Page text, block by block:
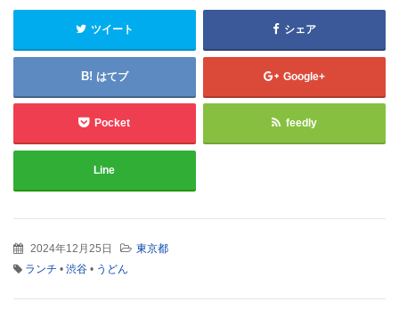
クリームチーズう
どん
ツイート シェア
はてブ Google+
Pocket feedly
Line
2024年12月25日
東京都
ランチ • 渋谷 • うどん